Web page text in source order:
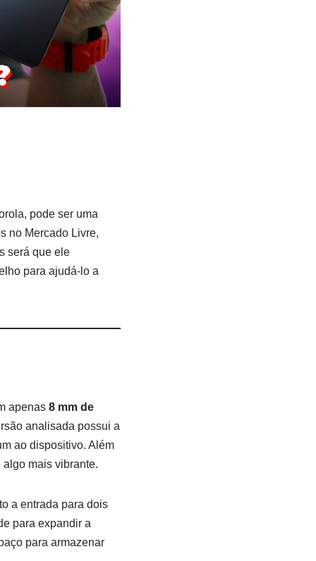
pode ser uma
no Mercado Livre,
será que ele
para ajudá-lo a
apenas 8 mm de
analisada possui a
ao dispositivo. Além
mais vibrante.
a entrada para dois
para expandir a
para armazenar